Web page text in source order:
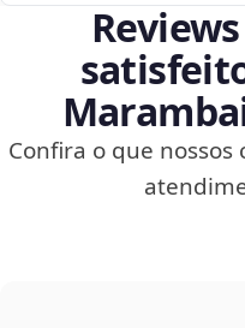
Confira o que